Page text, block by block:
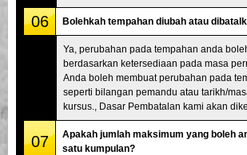
06 Bolehkah tempahan diubah atau
Ya, perubahan pada tempahan anda
berdasarkan ketersediaan pada masa
Anda boleh membuat perubahan pada
seperti bilangan pemandu atau tarikh/
kursus., Dasar Pembatalan kami akan
07
Apakah jumlah maksimum yang boleh
satu kumpulan?